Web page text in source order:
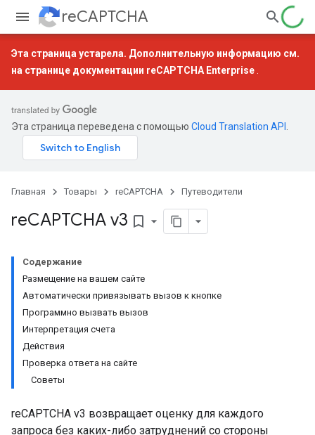
reCAPTCHA
Эта страница устарела. Дополнительную информацию см.
на странице документации reCAPTCHA Enterprise
Эта страница переведена с помощью Cloud Translation API
Главная Товары reCAPTCHA Путеводители
reCAPTCHA v3 bookmark_border
Содержание
Размещение на вашем сайте
Автоматически привязывать вызов к кнопке
Программно вызвать вызов
Интерпретация счета
Действия
Проверка ответа на сайте
Советы
reCAPTCHA v3 возвращает оценку для каждого
запроса без каких-либо затруднений со стороны